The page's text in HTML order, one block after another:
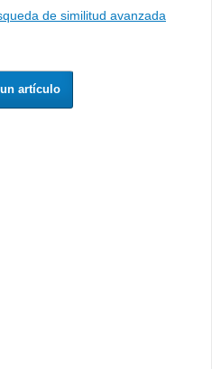
de similitud avanzada
artículo